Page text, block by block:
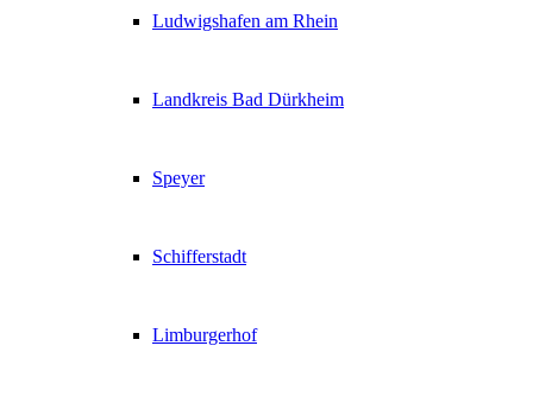
Ludwigshafen am Rhein
Landkreis Bad Dürkheim
Speyer
Schifferstadt
Limburgerhof